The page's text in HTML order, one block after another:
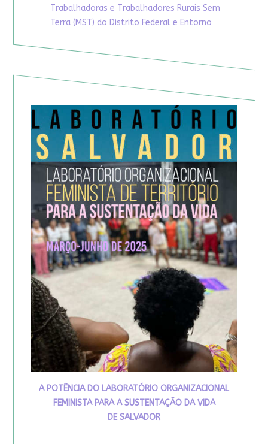
Trabalhadoras e Trabalhadores Rurais Sem
Terra (MST) do Distrito Federal e Entorno
A POTÊNCIA DO LABORATÓRIO ORGANIZACIONAL
FEMINISTA PARA A SUSTENTAÇÃO DA VIDA
DE SALVADOR